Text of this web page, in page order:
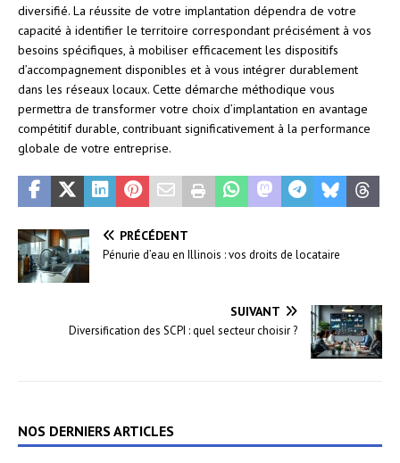
diversifié. La réussite de votre implantation dépendra de votre
capacité à identifier le territoire correspondant précisément à vos
besoins spécifiques, à mobiliser efficacement les dispositifs
d’accompagnement disponibles et à vous intégrer durablement
dans les réseaux locaux. Cette démarche méthodique vous
permettra de transformer votre choix d’implantation en avantage
compétitif durable, contribuant significativement à la performance
globale de votre entreprise.
PRÉCÉDENT
Pénurie d’eau en Illinois : vos droits de locataire
SUIVANT
Diversification des SCPI : quel secteur choisir ?
NOS DERNIERS ARTICLES